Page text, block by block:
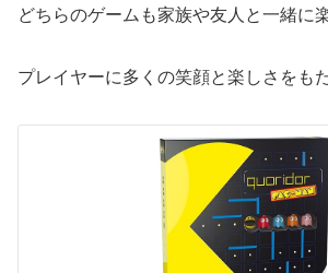
どちらのゲームも家族や友人と一緒に
プレイヤーに多くの笑顔と楽しさをも